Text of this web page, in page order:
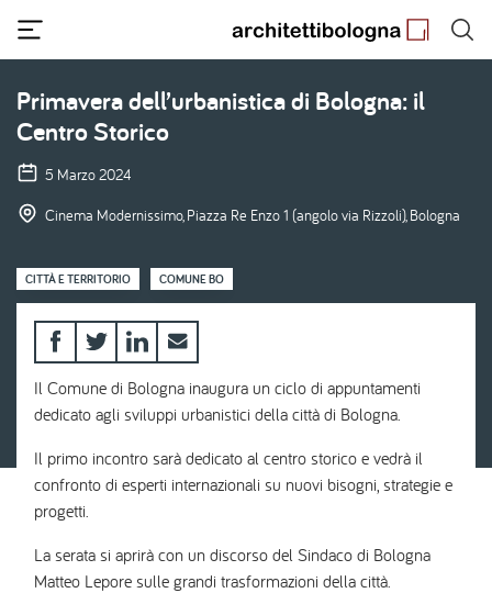
contenuto
principale
Primavera dell’urbanistica di Bologna: il
Centro Storico
5 Marzo 2024
Cinema Modernissimo, Piazza Re Enzo 1 (angolo via Rizzoli), Bologna
CITTÀ E TERRITORIO COMUNE BO
Il Comune di Bologna inaugura un ciclo di appuntamenti
dedicato agli sviluppi urbanistici della città di Bologna.
Il primo incontro sarà dedicato al centro storico e vedrà il
confronto di esperti internazionali su nuovi bisogni, strategie e
progetti.
La serata si aprirà con un discorso del Sindaco di Bologna
Matteo Lepore sulle grandi trasformazioni della città.